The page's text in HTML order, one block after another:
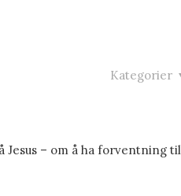
Kategorier
Jesus – om å ha forventning til